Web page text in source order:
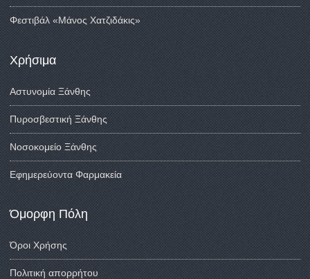
Φεστιβάλ «Μάνος Χατζιδάκις»
Χρήσιμα
Αστυνομία Ξάνθης
Πυροσβεστική Ξάνθης
Νοσοκομείο Ξάνθης
Εφημερεύοντα Φαρμακεία
Όμορφη Πόλη
Όροι Χρήσης
Πολιτική απορρήτου